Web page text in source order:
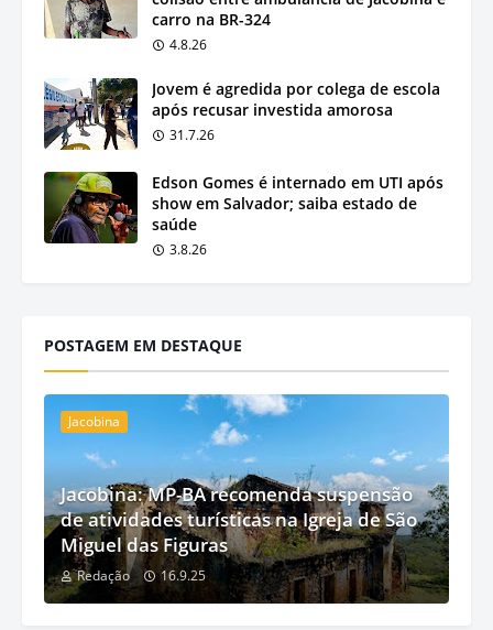
carro na BR-324
4.8.26
Jovem é agredida por colega de escola
após recusar investida amorosa
31.7.26
Edson Gomes é internado em UTI após
show em Salvador; saiba estado de
saúde
3.8.26
POSTAGEM EM DESTAQUE
Jacobina
Jacobina: MP-BA recomenda suspensão
de atividades turísticas na Igreja de São
Miguel das Figuras
Redação 16.9.25